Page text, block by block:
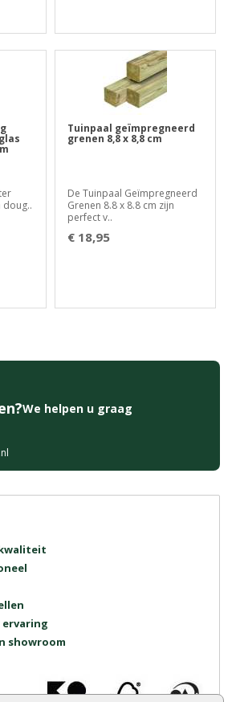
doug..
Tuinpaal geïmpregneerd
grenen 8,8 x 8,8 cm
De Tuinpaal Geïmpregneerd
Grenen 8.8 x 8.8 cm zijn
perfect v..
€ 18,95
We helpen u graag
ervaring
showroom